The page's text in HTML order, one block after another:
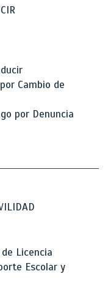
Cambio de
por Denuncia
Licencia
Escolar y